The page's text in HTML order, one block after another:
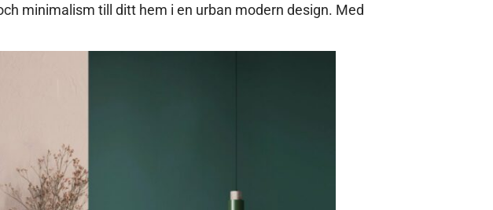
minimalism till ditt hem i en urban modern design. Med